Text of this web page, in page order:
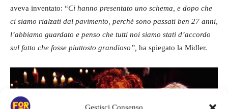
Gestisci Consenso
aveva inventato: “Ci hanno presentato uno schema, e dopo che
ci siamo rialzati dal pavimento, perché sono passati ben 27 anni,
l’abbiamo guardato e penso che tutti noi siamo stati d’accordo
sul fatto che fosse piuttosto grandioso”, ha spiegato la Midler.